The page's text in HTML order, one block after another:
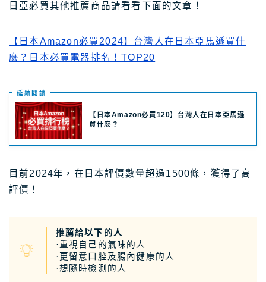
日本租車｜ToCoo!租車網
日本租車｜Tabirai租車
日本租車｜日本高速公路攻略
Stockphoto 付費圖庫，免費圖庫介紹
4大付費素材網站比較
Shutterstock素材網站
photoAC日本素材網站
illustAC日本插圖素材網站
日亞必買其他推薦商品請看看下面的文章！
【日本Amazon必買2024】台灣人在日本亞馬遜買什
麼？日本必買電器排名！TOP20
延續閲讀
【日本Amazon必買120】台灣人在日本亞馬遜
買什麼？
目前2024年，在日本評價數量超過1500條，獲得了高
評價！
推薦給以下的人
·重視自己的氣味的人
·更留意口腔及腸內健康的人
·想隨時檢測的人